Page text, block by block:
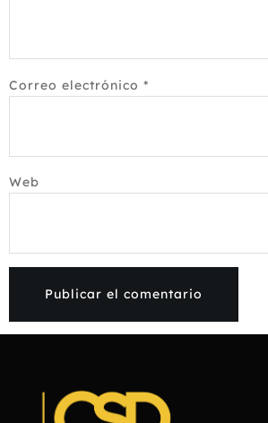
Correo electrónico *
Web